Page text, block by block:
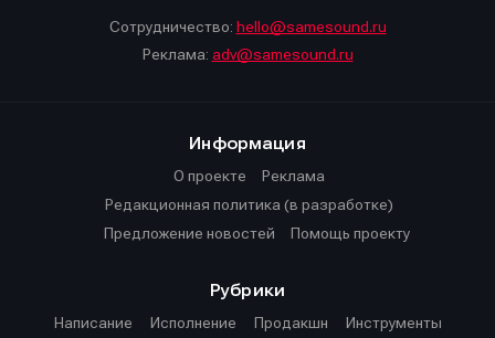
Сотрудничество: hello@samesound.ru
Реклама: adv@samesound.ru
Информация
О проекте
Реклама
Редакционная политика (в разработке)
Предложение новостей
Помощь проекту
Рубрики
Написание
Исполнение Продакшн
Инструменты